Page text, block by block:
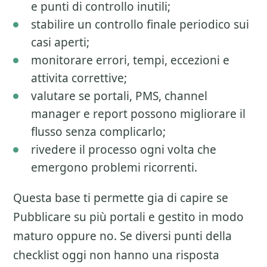
e punti di controllo inutili;
stabilire un controllo finale periodico sui
casi aperti;
monitorare errori, tempi, eccezioni e
attivita correttive;
valutare se portali, PMS, channel
manager e report possono migliorare il
flusso senza complicarlo;
rivedere il processo ogni volta che
emergono problemi ricorrenti.
Questa base ti permette gia di capire se
Pubblicare su più portali e gestito in modo
maturo oppure no. Se diversi punti della
checklist oggi non hanno una risposta